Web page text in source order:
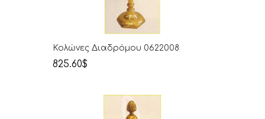
Κολώνες Διαδρόμου 0622008
825.60$